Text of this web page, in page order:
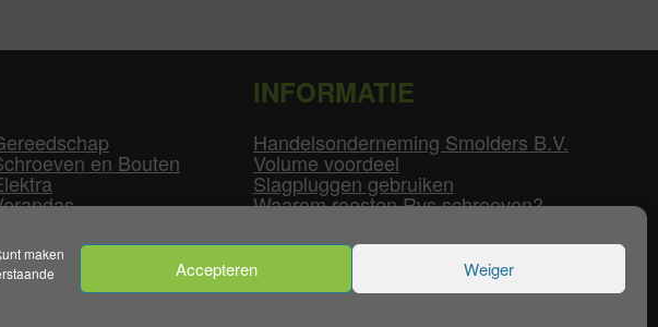
maken
Accepteren Weiger
en Bouten
INFORMATIE
Handelsonderneming Smolders B.V.
Volume voordeel
Slagpluggen gebruiken
Waarom roesten Rvs schroeven?
Pvc-buizen diameters
Flenzen tabel